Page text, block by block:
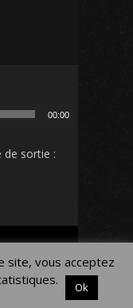
00:00
de sortie :
site, vous acceptez
Ok